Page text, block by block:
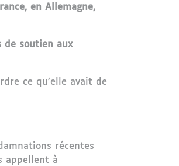
en Allemagne,
de soutien aux
ce qu’elle avait de
récentes
appellent à